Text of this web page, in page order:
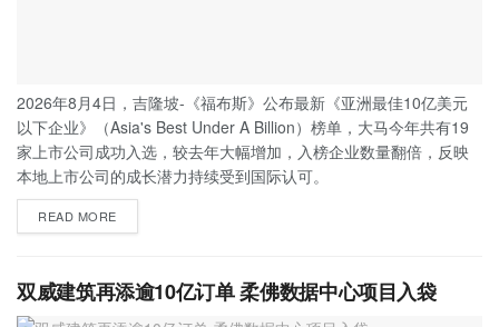
2026年8月4日，吉隆坡-《福布斯》公布最新《亚洲最佳10亿美元
以下企业》（Asia's Best Under A Billion）榜单，大马今年共有19
家上市公司成功入选，较去年大幅增加，入榜企业数量翻倍，反映
本地上市公司的成长潜力持续受到国际认可。
READ MORE
双威建筑再添逾10亿订单 柔佛数据中心项目入袋